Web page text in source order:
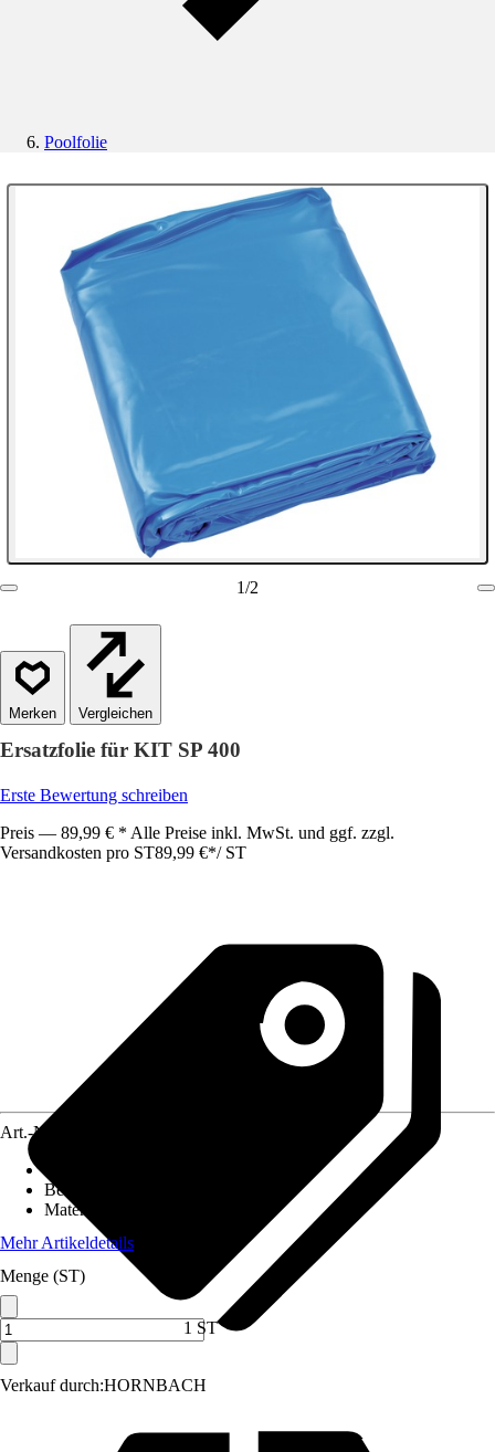
Poolfolie
1/2
Vergleichen
Ersatzfolie für KIT SP 400
Erste Bewertung schreiben
Preis — 89,99 € * Alle Preise inkl. MwSt. und ggf. zzgl.
Versandkosten pro ST89,99 €*/ ST
Verkauf durch:HORNBACH
Art.-Nr.
Befestigungsart
Material
Mehr Artikeldetails
Menge (ST)
1 ST